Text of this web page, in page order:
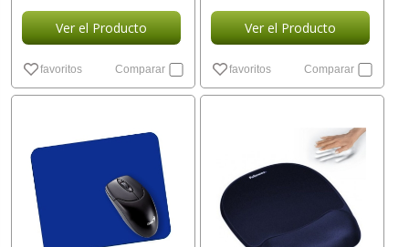
Ver el Producto
favoritos Comparar
Ver el Producto
favoritos Comparar